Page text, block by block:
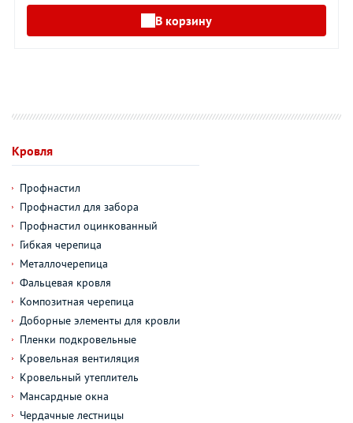
В корзину
Кровля
Профнастил
Профнастил для забора
Профнастил оцинкованный
Гибкая черепица
Металлочерепица
Фальцевая кровля
Композитная черепица
Доборные элементы для кровли
Пленки подкровельные
Кровельная вентиляция
Кровельный утеплитель
Мансардные окна
Чердачные лестницы